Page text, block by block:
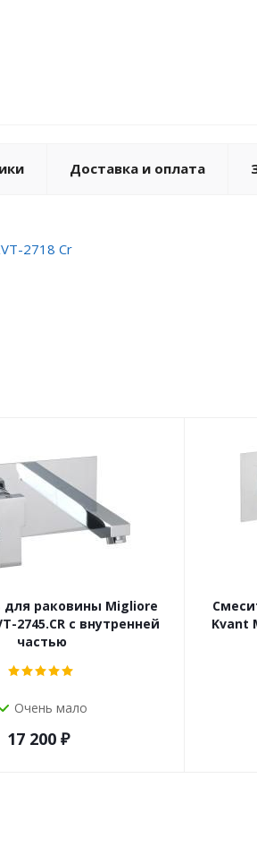
Доставка и оплата
2718 Cr
для раковины Migliore
2745.CR с внутренней
частью
Очень мало
17 200 ₽
Kvant